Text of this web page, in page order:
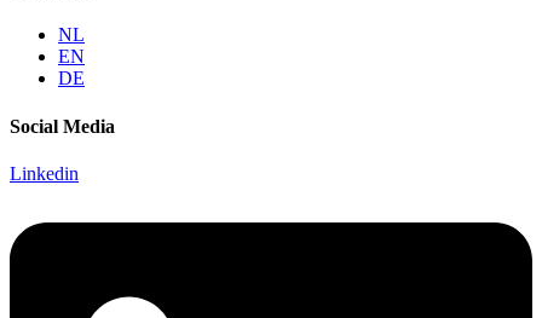
NL
EN
DE
Social Media
Linkedin